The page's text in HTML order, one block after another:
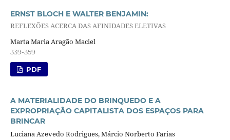
ERNST BLOCH E WALTER BENJAMIN:
REFLEXÕES ACERCA DAS AFINIDADES ELETIVAS
Marta Maria Aragão Maciel
339-359
PDF
A MATERIALIDADE DO BRINQUEDO E A
EXPROPRIAÇÃO CAPITALISTA DOS ESPAÇOS PARA
BRINCAR
Luciana Azevedo Rodrigues, Márcio Norberto Farias